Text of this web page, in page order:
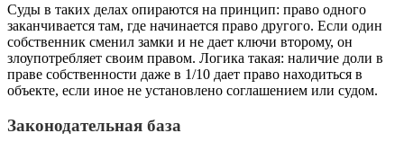
Суды в таких делах опираются на принцип: право одного
заканчивается там, где начинается право другого. Если один
собственник сменил замки и не дает ключи второму, он
злоупотребляет своим правом. Логика такая: наличие доли в
праве собственности даже в 1/10 дает право находиться в
объекте, если иное не установлено соглашением или судом.
Законодательная база